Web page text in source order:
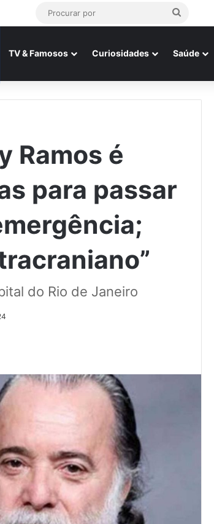
Procurar
TV & Famosos Curiosidades Saúde
Ramos é
para passar
do Rio de Janeiro